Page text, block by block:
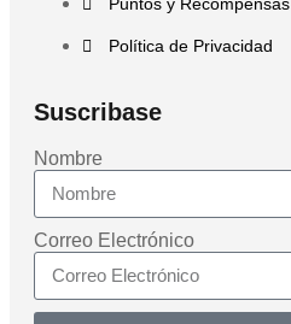
Política de Privacidad
Suscribase
Nombre
Correo Electrónico